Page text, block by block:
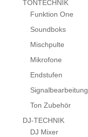
TONTECHNIK
Funktion One
Soundboks
Mischpulte
Mikrofone
Endstufen
Signalbearbeitung
Ton Zubehör
DJ-TECHNIK
DJ Mixer